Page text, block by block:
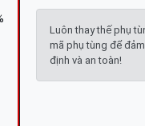
Luôn thay thế phụ
mã phụ tùng để
định và an toàn!